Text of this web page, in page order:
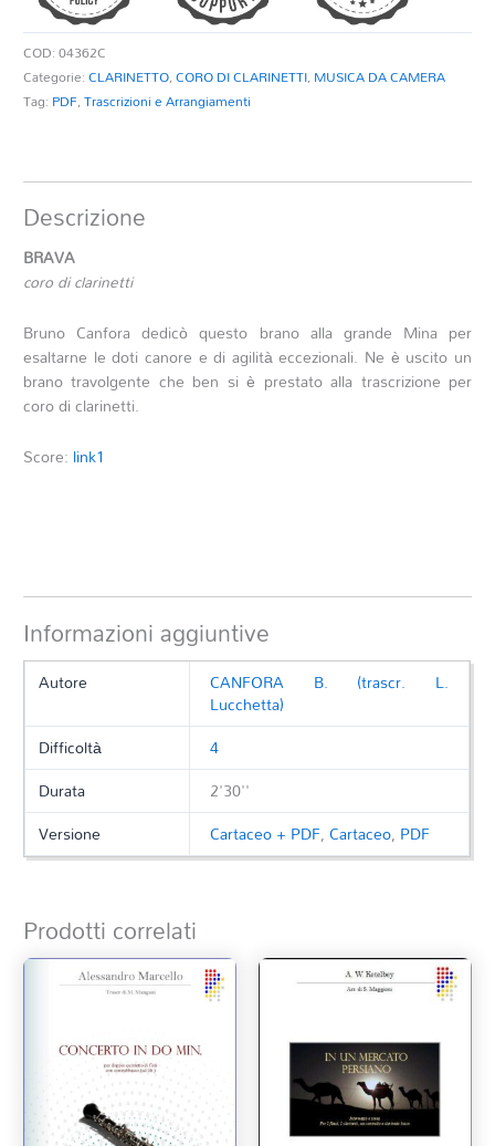
COD:04362C
Categorie:CLARINETTO,CORO DI CLARINETTI, MUSICA DA CAMERA
Tag: PDF,Trascrizioni e Arrangiamenti
Descrizione
BRAVA
coro di clarinetti
Bruno Canfora dedicò questo brano alla grande Mina per
esaltarne le doti canore e di agilità eccezionali. Ne è uscito un
brano travolgente che ben si è prestato alla trascrizione per
coro di clarinetti.
Score: link1
Informazioni aggiuntive
Autore CANFORA B. (trascr. L.
Lucchetta)
Difficoltà
4
Durata
2'30''
Versione
Cartaceo + PDF,Cartaceo, PDF
Prodotti correlati